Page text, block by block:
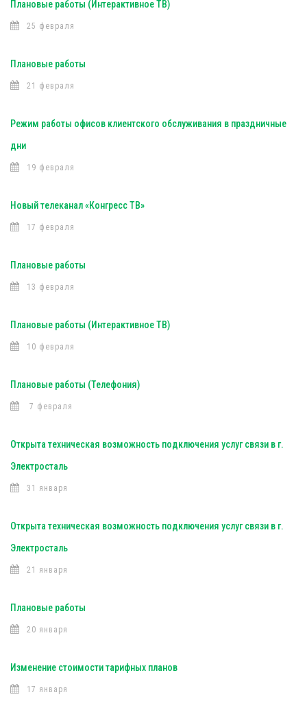
Плановые работы (Интерактивное ТВ)
25 февраля
Плановые работы
21 февраля
Режим работы офисов клиентского обслуживания в праздничные
дни
19 февраля
Новый телеканал «Конгресс ТВ»
17 февраля
Плановые работы
13 февраля
Плановые работы (Интерактивное ТВ)
10 февраля
Плановые работы (Телефония)
7 февраля
Открыта техническая возможность подключения услуг связи в г.
Электросталь
31 января
Открыта техническая возможность подключения услуг связи в г.
Электросталь
21 января
Плановые работы
20 января
Изменение стоимости тарифных планов
17 января